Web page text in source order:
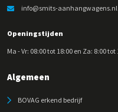
info@smits-aanhangwagens.nl
Openingstijden
Ma - Vr: 08:00 tot 18:00 en Za: 8:00 tot
Algemeen
BOVAG erkend bedrijf